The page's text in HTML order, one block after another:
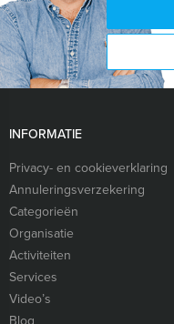
INFORMATIE
Privacy- en cookieverklaring
Annuleringsverzekering
Categorieën
Organisatie
Activiteiten
Services
Video’s